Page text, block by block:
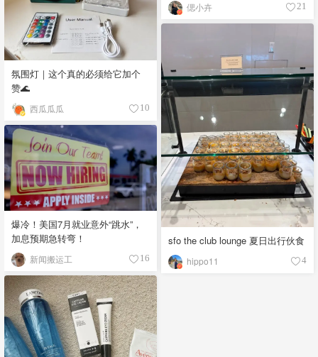
偲小卉 21
氛围灯｜这个真的必须给它加个
赞🌊
西瓜瓜瓜 10
sfo the club lounge 夏日出行伙食
hippo11 4
爆冷！美国7月就业意外“跳水”，
加息预期急转弯！
新闻搬运工 16